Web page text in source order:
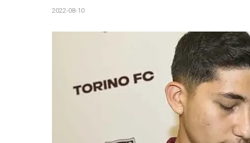
2022-08-10